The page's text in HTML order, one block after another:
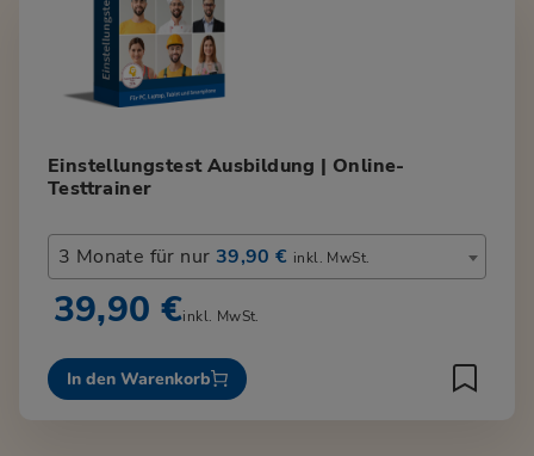
Einstellungstest Ausbildung | Online-
Testtrainer
3 Monate für nur 39,90 € inkl. MwSt.
39,90 €inkl. MwSt.
In den Warenkorb